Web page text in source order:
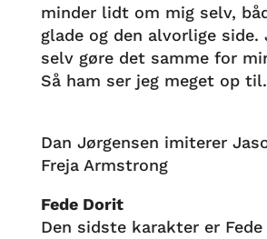
minder lidt om mig selv,
glade og den alvorlige side.
selv gøre det samme for
Så ham ser jeg meget op til.
Dan Jørgensen imiterer
Freja Armstrong
Fede Dorit
Den sidste karakter er